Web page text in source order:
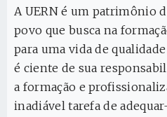
A UERN é um patrimônio
povo que busca na
para uma vida de
é ciente de sua
a formação e
inadiável tarefa de